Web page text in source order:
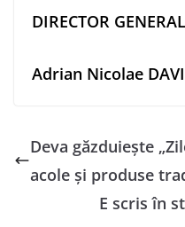
DIRECTOR GENERAL
Adrian Nicolae
Deva găzduiește
acole și produse
E scris în